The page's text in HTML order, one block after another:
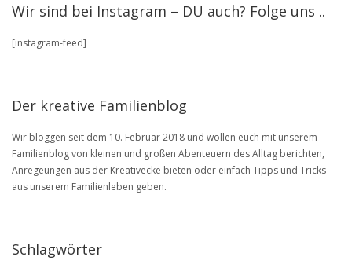
in
BLOG
Wir sind bei Instagram – DU auch? Folge uns ..
[instagram-feed]
Der kreative Familienblog
Wir bloggen seit dem 10. Februar 2018 und wollen euch mit unserem
Familienblog von kleinen und großen Abenteuern des Alltag berichten,
Anregeungen aus der Kreativecke bieten oder einfach Tipps und Tricks
aus unserem Familienleben geben.
Schlagwörter